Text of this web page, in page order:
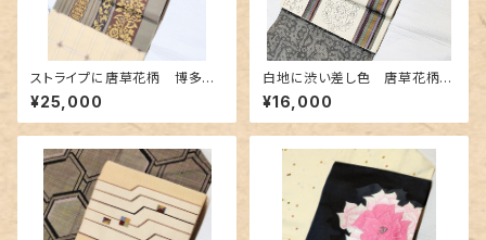
ストライプに唐草花柄 博多織
の名古屋帯
¥25,000
白地に渋い差し色 唐草花柄の
博多織り名古屋帯
¥16,000